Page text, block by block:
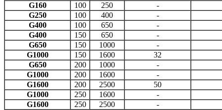
G160
100 250
-
G250
100 400
-
G400
100 650
-
G400
150 650
-
G650
150 1000
-
G1000
150 1600
32
G650
200 1000
-
G1000
200 1600
-
G1600
200 2500
50
G1000
250 1600
-
G1600
250 2500
-